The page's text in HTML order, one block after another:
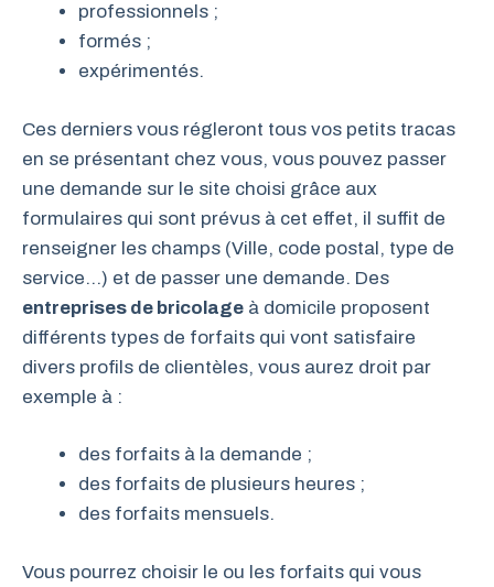
professionnels ;
formés ;
expérimentés.
Ces derniers vous régleront tous vos petits tracas
en se présentant chez vous, vous pouvez passer
une demande sur le site choisi grâce aux
formulaires qui sont prévus à cet effet, il suffit de
renseigner les champs (Ville, code postal, type de
service…) et de passer une demande. Des
entreprises de bricolage à domicile proposent
différents types de forfaits qui vont satisfaire
divers profils de clientèles, vous aurez droit par
exemple à :
des forfaits à la demande ;
des forfaits de plusieurs heures ;
des forfaits mensuels.
Vous pourrez choisir le ou les forfaits qui vous